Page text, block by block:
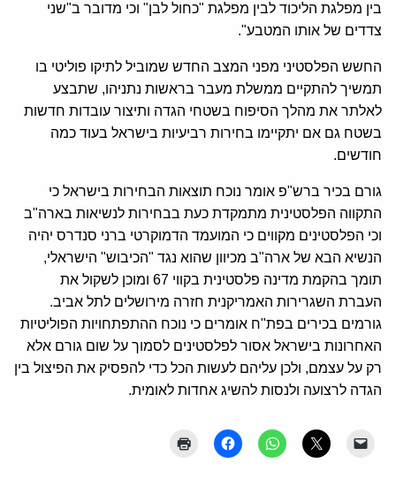
בין מפלגת הליכוד לבין מפלגת "כחול לבן" וכי מדובר ב"שני
צדדים של אותו המטבע".
החשש הפלסטיני מפני המצב החדש שמוביל לתיקו פוליטי בו
תמשיך להתקיים ממשלת מעבר בראשות נתניהו, שתבצע
לאלתר את מהלך הסיפוח בשטחי הגדה ותיצור עובדות חדשות
בשטח גם אם יתקיימו בחירות רביעיות בישראל בעוד כמה
חודשים.
גורם בכיר ברש"פ אומר נוכח תוצאות הבחירות בישראל כי
התקווה הפלסטינית מתמקדת כעת בבחירות לנשיאות בארה"ב
וכי הפלסטינים מקווים כי המועמד הדמוקרטי ברני סנדרס יהיה
הנשיא הבא של ארה"ב מכיוון שהוא נגד "הכיבוש" הישראלי,
תומך בהקמת מדינה פלסטינית בקווי 67 ומוכן לשקול את
העברת השגרירות האמריקנית חזרה מירושלים לתל אביב.
גורמים בכירים בפת"ח אומרים כי נוכח ההתפתחויות הפוליטיות
האחרונות בישראל אסור לפלסטינים לסמוך על שום גורם אלא
רק על עצמם, ולכן עליהם לעשות הכל כדי להפסיק את הפיצול בין
הגדה לרצועה ולנסות להשיג אחדות לאומית.